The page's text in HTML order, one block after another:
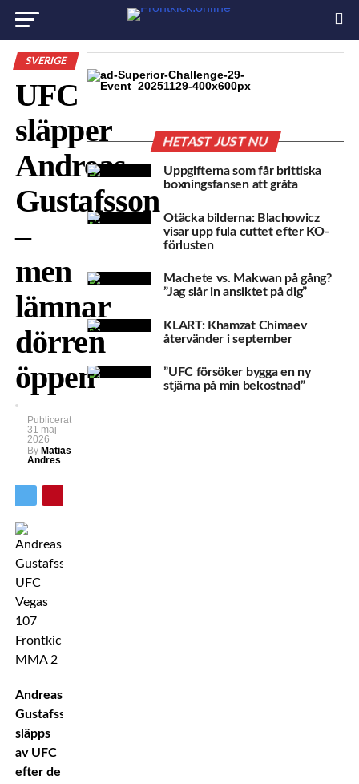
SVERIGE
UFC
släpper
Andreas
Gustafsson
–
men
lämnar
dörren
öppen
Publicerat
31 maj
2026
By Matias
Andres
Andreas
Gustafsson
släpps
av UFC
efter de
HETAST JUST NU
Uppgifterna som får brittiska
boxningsfansen att gråta
Otäcka bilderna: Blachowicz
visar upp fula cuttet efter KO-
förlusten
Machete vs. Makwan på gång?
”Jag slår in ansiktet på dig”
KLART: Khamzat Chimaev
återvänder i september
”UFC försöker bygga en ny
stjärna på min bekostnad”